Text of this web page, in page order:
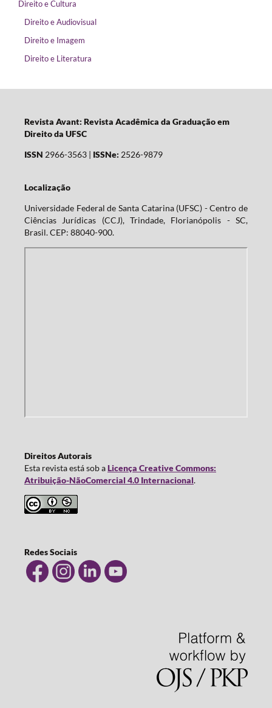
Direito e Cultura
Direito e Audiovisual
Direito e Imagem
Direito e Literatura
Revista Avant: Revista Acadêmica da Graduação em
Direito da UFSC
ISSN 2966-3563 | ISSNe: 2526-9879
Localização
Universidade Federal de Santa Catarina (UFSC) - Centro de
Ciências Jurídicas (CCJ), Trindade, Florianópolis - SC,
Brasil. CEP: 88040-900.
Direitos Autorais
Esta revista está sob aLicença Creative Commons:
Atribuição-NãoComercial 4.0 Internacional.
Redes Sociais